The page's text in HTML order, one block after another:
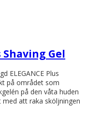
Shaving Gel
ELEGANCE Plus
på området som
på den våta huden
att raka sköljningen